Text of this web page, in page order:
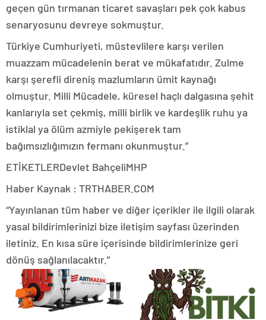
geçen gün tırmanan ticaret savaşları pek çok kabus
senaryosunu devreye sokmuştur.
Türkiye Cumhuriyeti, müstevlilere karşı verilen
muazzam mücadelenin berat ve mükafatıdır. Zulme
karşı şerefli direniş mazlumların ümit kaynağı
olmuştur. Milli Mücadele, küresel haçlı dalgasına şehit
kanlarıyla set çekmiş, milli birlik ve kardeşlik ruhu ya
istiklal ya ölüm azmiyle pekişerek tam
bağımsızlığımızın fermanı okunmuştur.”
ETİKETLERDevlet BahçeliMHP
Haber Kaynak : TRTHABER.COM
“Yayınlanan tüm haber ve diğer içerikler ile ilgili olarak
yasal bildirimlerinizi bize iletişim sayfası üzerinden
iletiniz. En kısa süre içerisinde bildirimlerinize geri
dönüş sağlanılacaktır.”